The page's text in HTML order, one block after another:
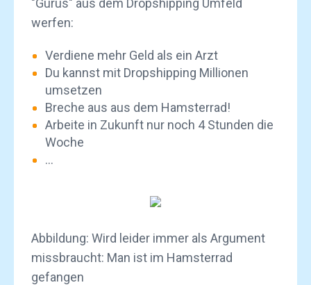
"Gurus" aus dem Dropshipping Umfeld
werfen:
Verdiene mehr Geld als ein Arzt
Du kannst mit Dropshipping Millionen
umsetzen
Breche aus aus dem Hamsterrad!
Arbeite in Zukunft nur noch 4 Stunden die
Woche
...
Abbildung: Wird leider immer als Argument
missbraucht: Man ist im Hamsterrad
gefangen